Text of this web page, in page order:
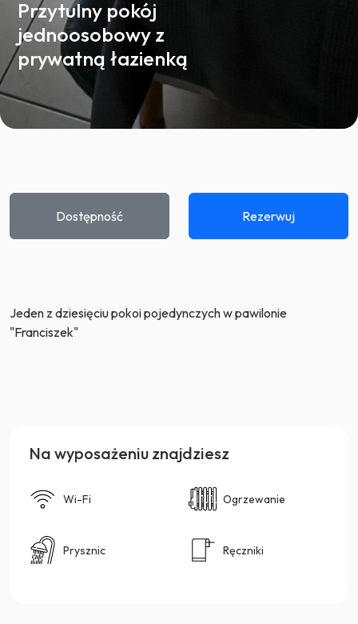
Przytulny pokój
jednoosobowy z
prywatną łazienką
Dostępność Rezerwuj
Jeden z dziesięciu pokoi pojedynczych w pawilonie
"Franciszek"
Na wyposażeniu znajdziesz
Wi-Fi Ogrzewanie
Prysznic Ręczniki